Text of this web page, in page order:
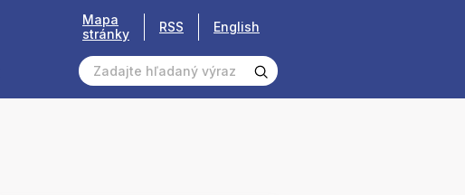
Mapa
stránky
RSS English